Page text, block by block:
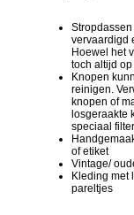
vervaardigd
Hoewel het
toch altijd
Knopen
reinigen.
knopen of
losgeraakte
speciaal
of etiket
Vintage/
Kleding met
pareltjes